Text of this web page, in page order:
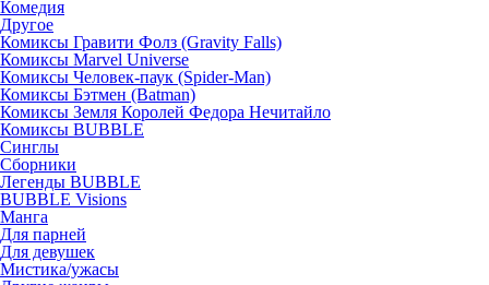
Комедия
Другое
Комиксы Гравити Фолз (Gravity Falls)
Комиксы Marvel Universe
Комиксы Человек-паук (Spider-Man)
Комиксы Бэтмен (Batman)
Комиксы Земля Королей Федора Нечитайло
Комиксы BUBBLE
Синглы
Сборники
Легенды BUBBLE
BUBBLE Visions
Манга
Для парней
Для девушек
Мистика/ужасы